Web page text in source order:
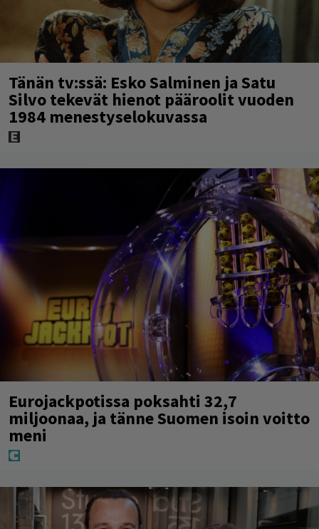
Tänän tv:ssä: Esko Salminen ja Satu
Silvo tekevät hienot pääroolit vuoden
1984 menestyselokuvassa
Eurojackpotissa poksahti 32,7
miljoonaa, ja tänne Suomen isoin voitto
meni